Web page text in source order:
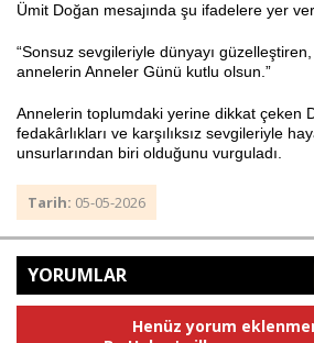
Ümit Doğan mesajında şu ifadelere yer
“Sonsuz sevgileriyle dünyayı
annelerin Anneler Günü kutlu olsun.”
Annelerin toplumdaki yerine dikkat çeken
fedakârlıkları ve karşılıksız sevgileriyle
unsurlarından biri olduğunu vurguladı.
Tarih: 05-05-2026
YORUMLAR
Henüz yorum